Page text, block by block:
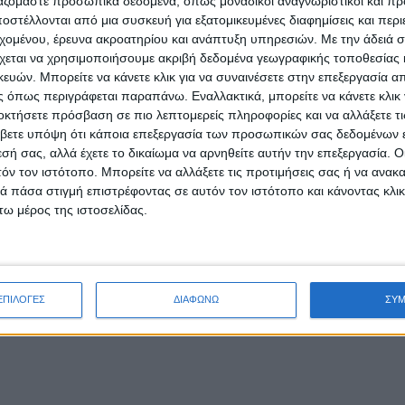
από μια συσκευή για εξατομικευμένες διαφημίσεις και
έρευνα ακροατηρίου και ανάπτυξη υπηρεσιών. Με την άδειά
να χρησιμοποιήσουμε ακριβή δεδομένα γεωγραφικής τοποθεσίας
Μπορείτε να κάνετε κλικ για να συναινέσετε στην επεξεργασία
περιγράφεται παραπάνω. Εναλλακτικά, μπορείτε να κάνετε κλικ
πρόσβαση σε πιο λεπτομερείς πληροφορίες και να αλλάξετε
υπόψη ότι κάποια επεξεργασία των προσωπικών σας δεδομένων
σας, αλλά έχετε το δικαίωμα να αρνηθείτε αυτήν την επεξεργασία.
τον ιστότοπο. Μπορείτε να αλλάξετε τις προτιμήσεις σας ή να
στιγμή επιστρέφοντας σε αυτόν τον ιστότοπο και κάνοντας
μέρος της ιστοσελίδας.
ΔΙΑΦΩΝΩ
να τους βοηθήσει να ενισχύσουν τις δεξιότητες τους και να
βιογραφικό τους!
υπάρχουν διαθέσιμοι υπολογιστές και οποιοσδήποτε επιθυμεί θα μπορεί
είτε υποψήφιος είτε και στέλεχος εταιρίας συμμετέχουσας στο Job
να ανακαλύψετε τις δεξιότητες σας μέσα απο τις τεχνικές του